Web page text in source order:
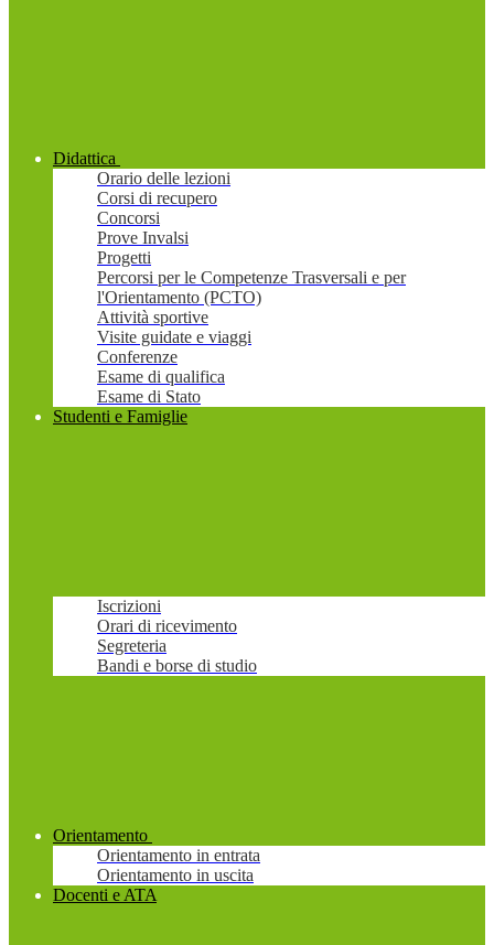
Didattica
Orario delle lezioni
Corsi di recupero
Concorsi
Prove Invalsi
Progetti
Percorsi per le Competenze Trasversali e per
l'Orientamento (PCTO)
Attività sportive
Visite guidate e viaggi
Conferenze
Esame di qualifica
Esame di Stato
Studenti e Famiglie
Iscrizioni
Orari di ricevimento
Segreteria
Bandi e borse di studio
Orientamento
Orientamento in entrata
Orientamento in uscita
Docenti e ATA